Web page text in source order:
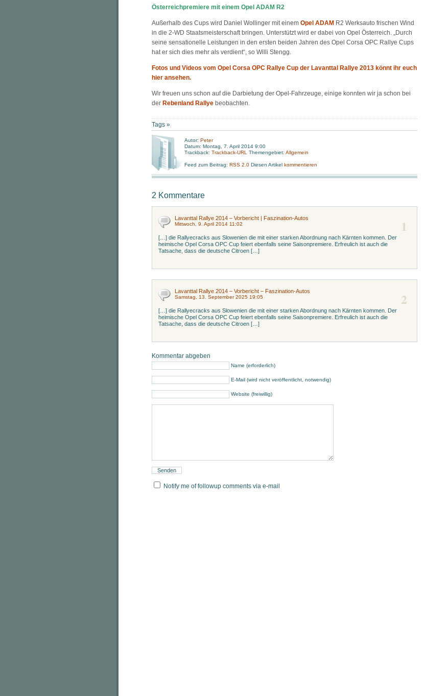
Österreichpremiere mit einem Opel ADAM R2
Außerhalb des Cups wird Daniel Wollinger mit einem Opel ADAM R2 Werksauto frischen Wind
in die 2-WD Staatsmeisterschaft bringen. Unterstützt wird er dabei von Opel Österreich. „Durch
seine sensationelle Leistungen in den ersten beiden Jahren des Opel Corsa OPC Rallye Cups
hat er sich dies mehr als verdient“, so Willi Stengg.
Fotos und Videos vom Opel Corsa OPC Rallye Cup der Lavanttal Rallye 2013 könnt ihr euch
hier ansehen.
Wir freuen uns schon auf die Darbietung der Opel-Fahrzeuge, einige konnten wir ja schon bei
der Rebenland Rallye beobachten.
Tags »
Autor: Peter
Datum: Montag, 7. April 2014 9:00
Trackback: Trackback-URL Themengebiet: Allgemein
Feed zum Beitrag: RSS 2.0 Diesen Artikel kommentieren
2 Kommentare
Lavanttal Rallye 2014 – Vorbericht | Faszination-Autos
Mittwoch, 9. April 2014 11:02 1
[…] die Rallyecracks aus Slowenien die mit einer starken Abordnung nach Kärnten kommen. Der
heimische Opel Corsa OPC Cup feiert ebenfalls seine Saisonpremiere. Erfreulich ist auch die
Tatsache, dass die deutsche Citroen […]
Lavanttal Rallye 2014 – Vorbericht – Faszination-Autos
Samstag, 13. September 2025 19:05 2
[…] die Rallyecracks aus Slowenien die mit einer starken Abordnung nach Kärnten kommen. Der
heimische Opel Corsa OPC Cup feiert ebenfalls seine Saisonpremiere. Erfreulich ist auch die
Tatsache, dass die deutsche Citroen […]
Kommentar abgeben
Name (erforderlich)
E-Mail (wird nicht veröffentlicht, notwendig)
Website (freiwillig)
Notify me of followup comments via e-mail